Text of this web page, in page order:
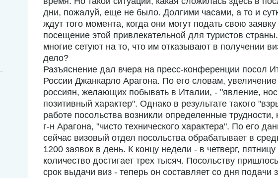
дни, пожалуй, еще не было. Долгими часами, а то и
ждут того момента, когда они могут подать свою
посещение этой привлекательной для туристов
многие сетуют на то, что им отказывают в получении
дело?
Разъяснение дал вчера на пресс-конференции посол
России Джанкарло Арагона. По его словам,
россиян, желающих побывать в Италии, - "явление,
позитивный характер". Однако в результате такого
работе посольства возникли определенные трудности,
г-н Арагона, "чисто технического характера". По его
сейчас визовый отдел посольства обрабатывает в
1200 заявок в день. К концу недели - в четверг, пятницу
количество достигает трех тысяч. Посольству
срок выдачи виз - теперь он составляет со дня подачи